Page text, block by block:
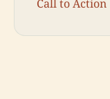
Call to Action